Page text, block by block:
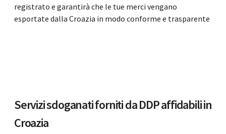
registrato e garantirà che le tue merci vengano
esportate dalla Croazia in modo conforme e trasparente
Servizi sdoganati forniti da DDP affidabili in
Croazia